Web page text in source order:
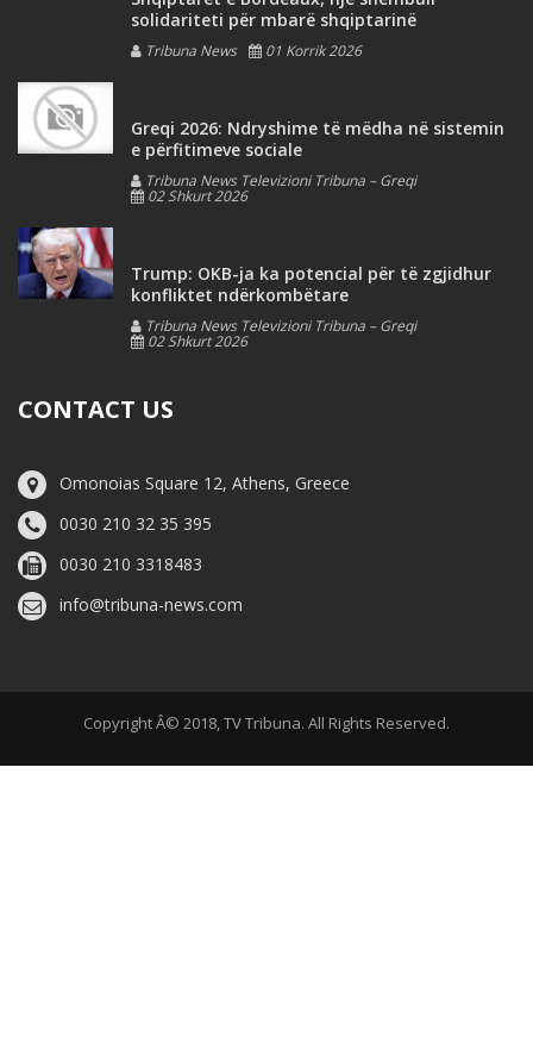
solidariteti për mbarë shqiptarinë
Tribuna News 01 Korrik 2026
Greqi 2026: Ndryshime të mëdha në sistemin
e përfitimeve sociale
Tribuna News Televizioni Tribuna – Greqi
02 Shkurt 2026
Trump: OKB-ja ka potencial për të zgjidhur
konfliktet ndërkombëtare
Tribuna News Televizioni Tribuna – Greqi
02 Shkurt 2026
CONTACT US
Omonoias Square 12, Athens, Greece
0030 210 32 35 395
0030 210 3318483
info@tribuna-news.com
Copyright Â© 2018, TV Tribuna. All Rights Reserved.